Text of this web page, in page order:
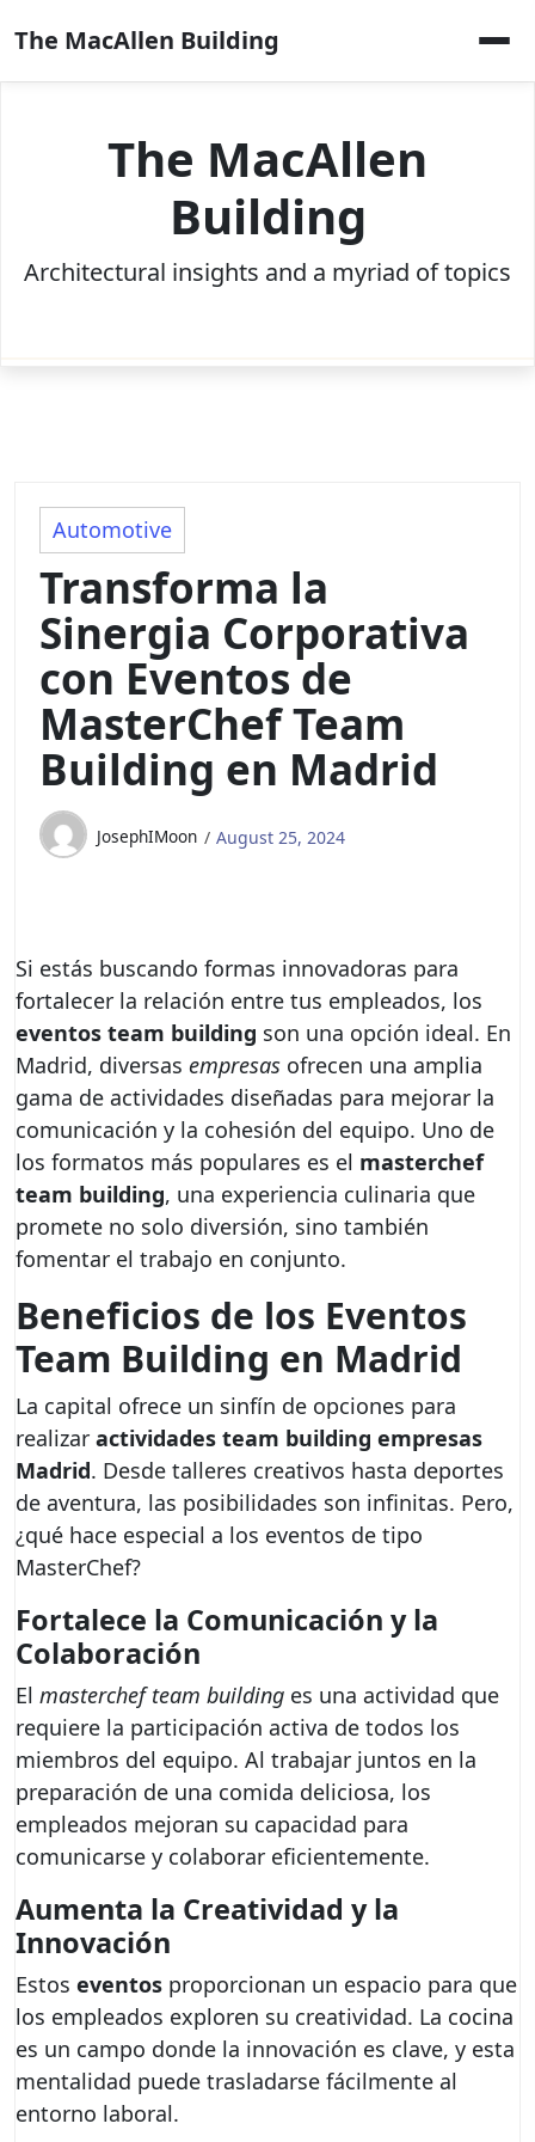
to
content
The MacAllen Building
The MacAllen
Building
Architectural insights and a myriad of topics
Automotive
Transforma la
Sinergia Corporativa
con Eventos de
MasterChef Team
Building en Madrid
JosephIMoon August 25, 2024
Si estás buscando formas innovadoras para
fortalecer la relación entre tus empleados, los
eventos team building son una opción ideal. En
Madrid, diversas empresas ofrecen una amplia
gama de actividades diseñadas para mejorar la
comunicación y la cohesión del equipo. Uno de
los formatos más populares es el masterchef
team building, una experiencia culinaria que
promete no solo diversión, sino también
fomentar el trabajo en conjunto.
Beneficios de los Eventos
Team Building en Madrid
La capital ofrece un sinfín de opciones para
realizar actividades team building empresas
Madrid. Desde talleres creativos hasta deportes
de aventura, las posibilidades son infinitas. Pero,
¿qué hace especial a los eventos de tipo
MasterChef?
Fortalece la Comunicación y la
Colaboración
El masterchef team building es una actividad que
requiere la participación activa de todos los
miembros del equipo. Al trabajar juntos en la
preparación de una comida deliciosa, los
empleados mejoran su capacidad para
comunicarse y colaborar eficientemente.
Aumenta la Creatividad y la
Innovación
Estos eventos proporcionan un espacio para que
los empleados exploren su creatividad. La cocina
es un campo donde la innovación es clave, y esta
mentalidad puede trasladarse fácilmente al
entorno laboral.